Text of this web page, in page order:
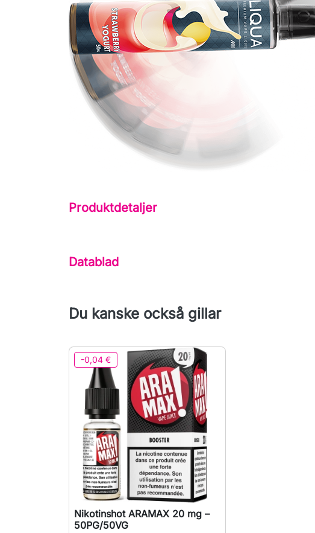
Produktdetaljer
Datablad
Du kanske också gillar
-0,04 €
 Snabbvy
Nikotinshot ARAMAX 20 mg –
50PG/50VG